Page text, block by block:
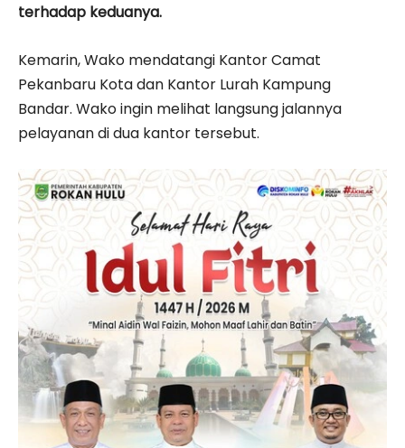
terhadap keduanya.
Kemarin, Wako mendatangi Kantor Camat
Pekanbaru Kota dan Kantor Lurah Kampung
Bandar. Wako ingin melihat langsung jalannya
pelayanan di dua kantor tersebut.